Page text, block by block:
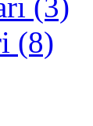
(8)